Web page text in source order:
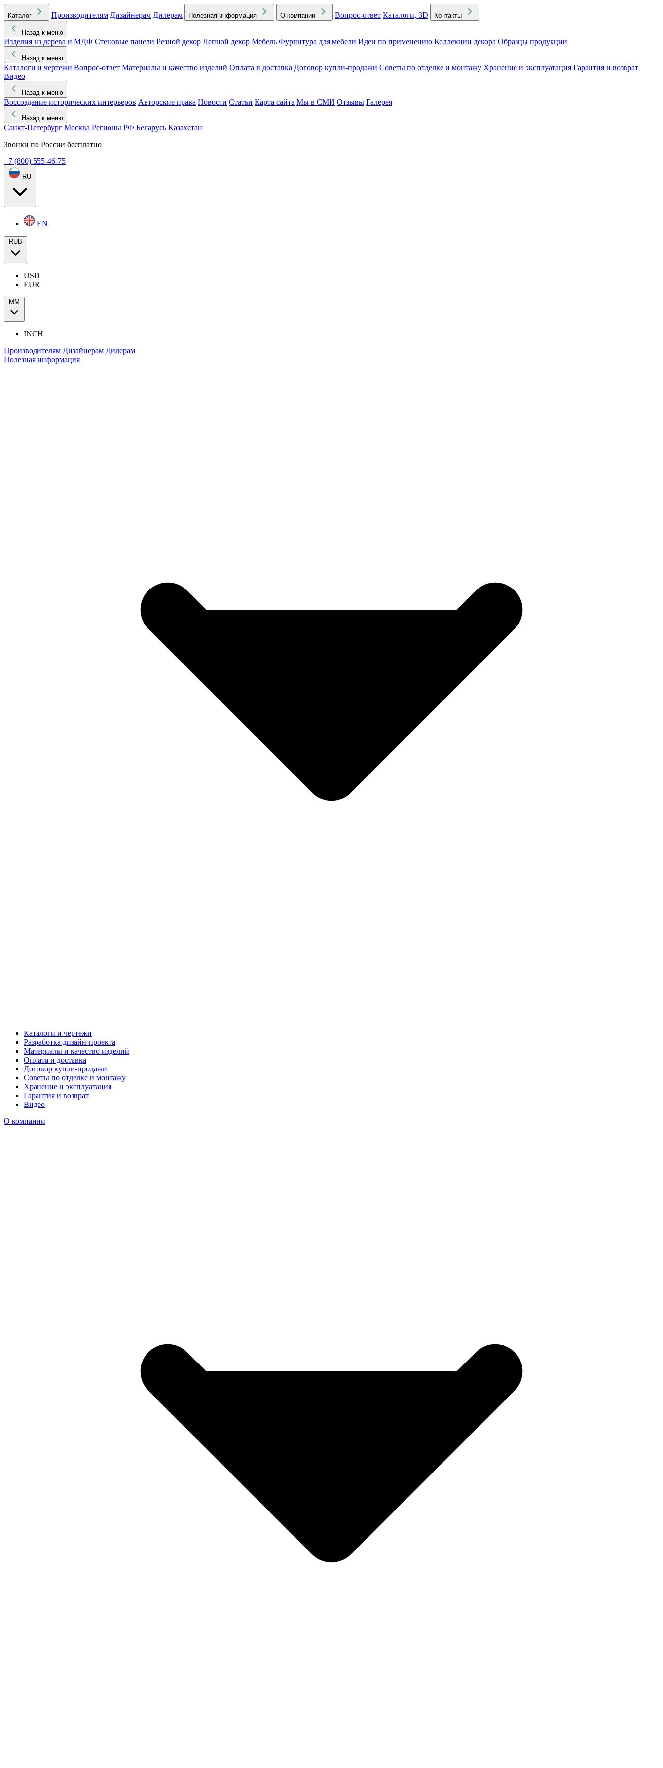
Каталог Производителям Дизайнерам Дилерам Полезная информация О компании Вопрос-ответ Каталоги, 3D Контакты
Назад к меню
Изделия из дерева и МДФ Стеновые панели Резной декор Лепной декор Мебель Фурнитура для мебели Идеи по применению Коллекции декора Образцы продукции
Назад к меню
Каталоги и чертежи Вопрос-ответ Материалы и качество изделий Оплата и доставка Договор купли-продажи Советы по отделке и монтажу Хранение и эксплуатация Гарантия и возврат
Видео
Назад к меню
Воссоздание исторических интерьеров Авторские права Новости Статьи Карта сайта Мы в СМИ Отзывы Галерея
Назад к меню
Санкт-Петербург Москва Регионы РФ Беларусь Казахстан
Звонки по России бесплатно
+7 (800) 555-46-75
RU
EN
RUB
USD
EUR
ММ
INCH
Производителям Дизайнерам Дилерам
Полезная информация
Каталоги и чертежи
Разработка дизайн-проекта
Материалы и качество изделий
Оплата и доставка
Договор купли-продажи
Советы по отделке и монтажу
Хранение и эксплуатация
Гарантия и возврат
Видео
О компании